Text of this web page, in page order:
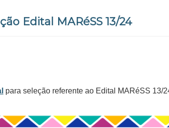
Edital MARéSS 13/24
para seleção referente ao Edital MARéSS 13/